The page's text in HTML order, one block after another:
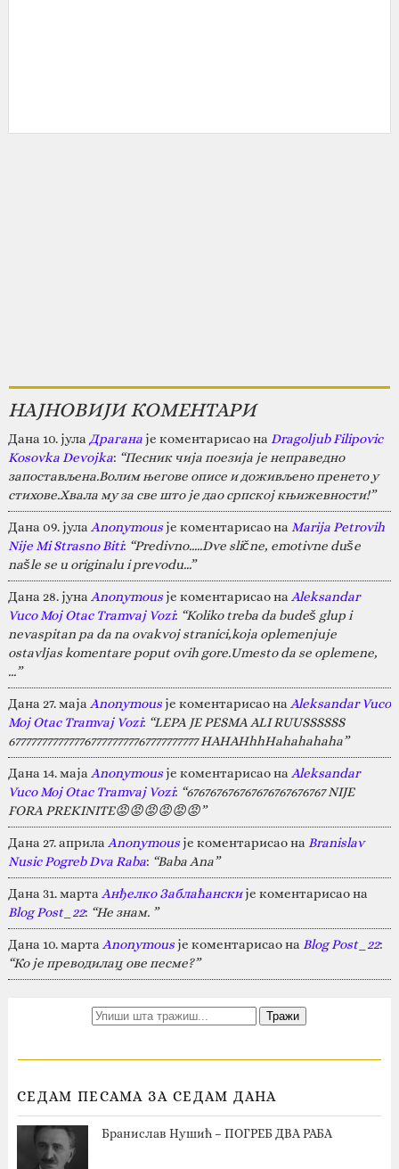
НАЈНОВИЈИ КОМЕНТАРИ
Дана 10. јула Драганаје коментарисао на Dragoljub Filipovic
Kosovka Devojka: “Песник чија поезија је неправедно
запостављена.Волим његове описе и доживљено пренето у
стихове.Хвала му за све што је дао српској књижевности!”
Дана 09. јула Anonymousје коментарисао на Marija Petrovih
Nije Mi Strasno Biti: “Predivno.....Dve slične, emotivne duše
našle se u originalu i prevodu...”
Дана 28. јуна Anonymousје коментарисао на Aleksandar
Vuco Moj Otac Tramvaj Vozi: “Koliko treba da budeš glup i
nevaspitan pa da na ovakvoj stranici,koja oplemenjuje
ostavljas komentare poput ovih gore.Umesto da se oplemene,
…”
Дана 27. маја Anonymousје коментарисао на Aleksandar Vuco
Moj Otac Tramvaj Vozi: “LEPA JE PESMA ALI RUUSSSSSS
67777777777777677777777767777777777 HAHAHhhHahahahaha”
Дана 14. маја Anonymousје коментарисао на Aleksandar
Vuco Moj Otac Tramvaj Vozi: “676767676767676767676767 NIJE
FORA PREKINITE😡😡😡😡😡😡”
Дана 27. априла Anonymousје коментарисао на Branislav
Nusic Pogreb Dva Raba: “Baba Ana”
Дана 31. марта Анђелко Заблаћанскије коментарисао на
Blog Post_22: “Не знам. ”
Дана 10. марта Anonymousје коментарисао на Blog Post_22:
“Ко је преводилац ове песме?”
СЕДАМ ПЕСАМА ЗА СЕДАМ ДАНА
Бранислав Нушић – ПОГРЕБ ДВА РАБА